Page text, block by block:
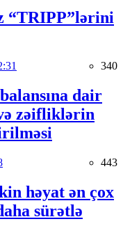
“TRIPP”lərini
340
dair
zəifliklərin
443
həyat ən çox
sürətlə